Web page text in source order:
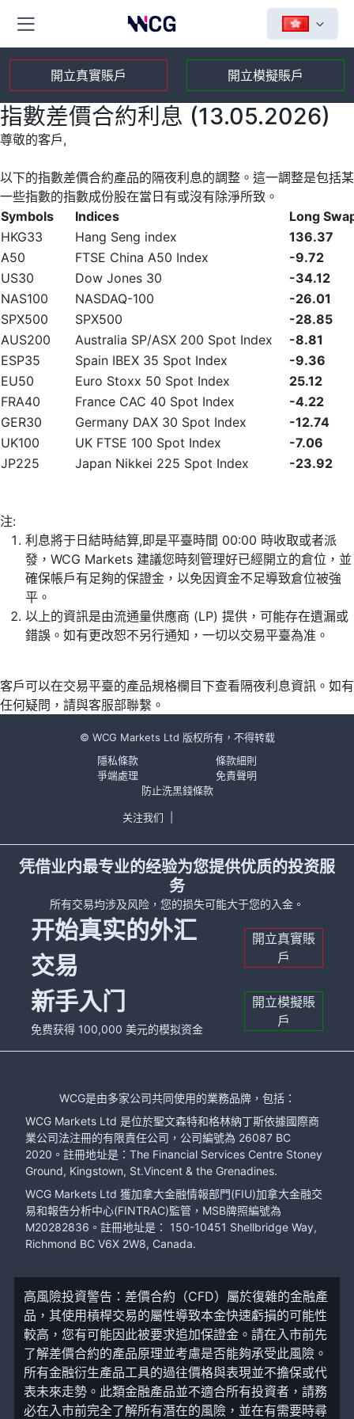
開立真實賬戶 開立模擬賬戶
指數差價合約利息 (13.05.2026)
尊敬的客戶,
以下的指數差價合約產品的隔夜利息的調整。這一調整是包括某
一些指數的指數成份股在當日有或沒有除淨所致。
Symbols
Indices
Long
HKG33
Hang Seng index
136.37
A50
FTSE China A50 Index
-9.72
US30
Dow Jones 30
-34.12
NAS100
NASDAQ-100
-26.01
SPX500
SPX500
-28.85
AUS200
Australia SP/ASX 200 Spot Index
-8.81
ESP35
Spain IBEX 35 Spot Index
-9.36
EU50
Euro Stoxx 50 Spot Index
25.12
FRA40
France CAC 40 Spot Index
-4.22
GER30
Germany DAX 30 Spot Index
-12.74
UK100
UK FTSE 100 Spot Index
-7.06
JP225
Japan Nikkei 225 Spot Index -23.92
注:
利息將于日結時結算,即是平臺時間 00:00 時收取或者派
發，WCG Markets 建議您時刻管理好已經開立的倉位，並
確保帳戶有足夠的保證金，以免因資金不足導致倉位被強
平。
以上的資訊是由流通量供應商 (LP) 提供，可能存在遺漏或
錯誤。如有更改恕不另行通知，一切以交易平臺為准。
客戶可以在交易平臺的產品規格欄目下查看隔夜利息資訊。如有
任何疑問，請與客服部聯繫。
© WCG Markets Ltd 版权所有，不得转载
隱私條款
條款細則
爭端處理
免責聲明
防止洗黑錢條款
关注我们
凭借业内最专业的经验为您提供优质的投资服
务
所有交易均涉及风险，您的损失可能大于您的入金。
开始真实的外汇
交易
開立真實賬
戶
新手入门
免费获得 100,000 美元的模拟资金
開立模擬賬
戶
WCG是由多家公司共同使用的業務品牌，包括：
WCG Markets Ltd 是位於聖文森特和格林納丁斯依據國際商
業公司法注冊的有限責任公司，公司編號為 26087 BC
2020。註冊地址是：The Financial Services Centre Stoney
Ground, Kingstown, St.Vincent & the Grenadines.
WCG Markets Ltd 獲加拿大金融情報部門(FIU)加拿大金融交
易和報告分析中心(FINTRAC)監管，MSB牌照編號為
M20282836。註冊地址是： 150-10451 Shellbridge Way,
Richmond BC V6X 2W8, Canada.
高風險投資警告：差價合約（CFD）屬於復雜的金融產
品，其使用槓桿交易的屬性導致本金快速虧損的可能性
較高，您有可能因此被要求追加保證金。請在入市前先
了解差價合約的產品原理並考慮是否能夠承受此風險。
所有金融衍生產品工具的過往價格與表現並不擔保或代
表未來走勢。此類金融產品並不適合所有投資者，請務
必在入市前完全了解所有潛在的風險，並在有需要時尋